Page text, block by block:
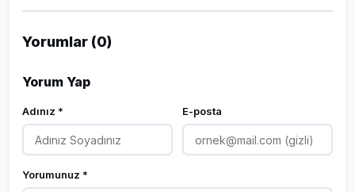
Yorumlar (0)
Yorum Yap
Adınız * E-posta
Yorumunuz *